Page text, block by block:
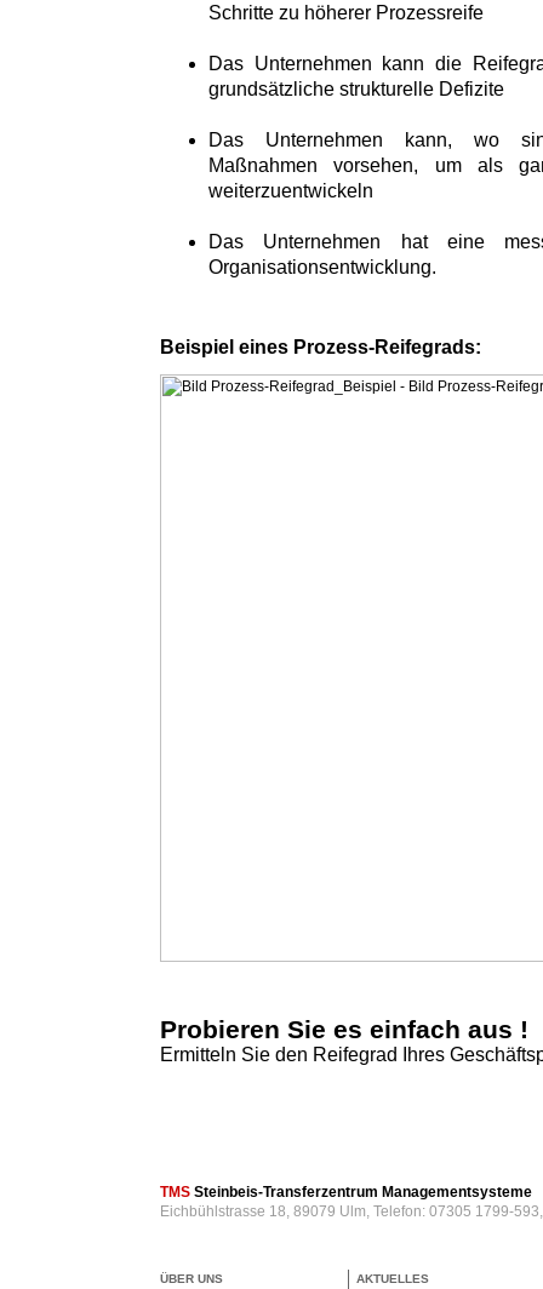
Schritte zu höherer Prozessreife
Das Unternehmen kann die
grundsätzliche strukturelle Defizite
Das Unternehmen kann, wo
Maßnahmen vorsehen, um als
weiterzuentwickeln
Das Unternehmen hat eine
Organisationsentwicklung.
Beispiel eines Prozess-Reifegrads:
Probieren Sie es einfach aus !
Ermitteln Sie den Reifegrad Ihres
TMS Steinbeis-Transferzentrum Managementsysteme
Eichbühlstrasse 18, 89079 Ulm, Telefon: 07305 1799-
ÜBER UNS
AKTUELLES